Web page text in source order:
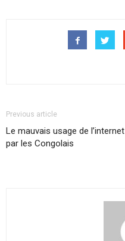
Previous article
Le mauvais usage de l’internet
par les Congolais